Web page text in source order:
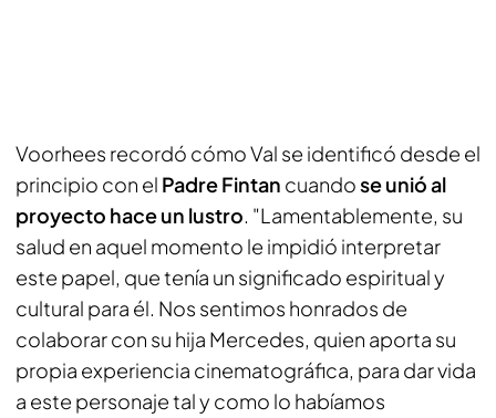
Voorhees recordó cómo Val se identificó desde el
principio con el Padre Fintan cuandose unió al
proyecto hace un lustro. "Lamentablemente, su
salud en aquel momento le impidió interpretar
este papel, que tenía un significado espiritual y
cultural para él. Nos sentimos honrados de
colaborar con su hija Mercedes, quien aporta su
propia experiencia cinematográfica, para dar vida
a este personaje tal y como lo habíamos